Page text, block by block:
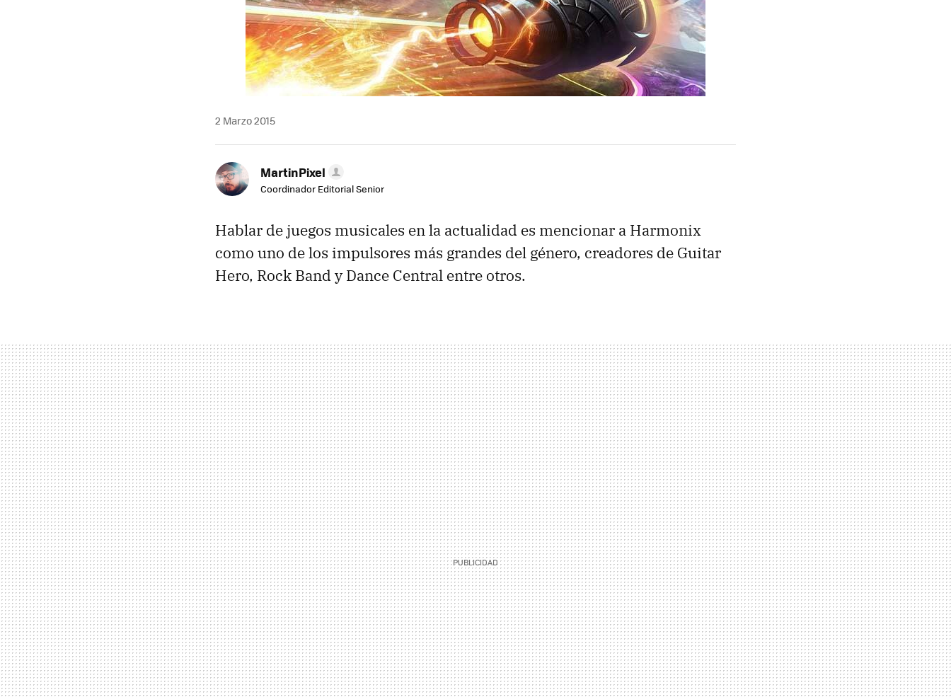
2 Marzo 2015
MartinPixel
Coordinador Editorial Senior
Hablar de juegos musicales en la actualidad es mencionar a Harmonix
como uno de los impulsores más grandes del género, creadores de Guitar
Hero, Rock Band y Dance Central entre otros.